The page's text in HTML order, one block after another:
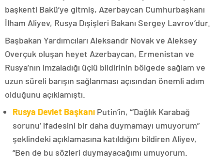
başkenti Bakü’ye gitmiş, Azerbaycan Cumhurbaşkanı
İlham Aliyev, Rusya Dışişleri Bakanı Sergey Lavrov’dur.
Başbakan Yardımcıları Aleksandr Novak ve Aleksey
Overçuk oluşan heyet Azerbaycan, Ermenistan ve
Rusya’nın imzaladığı üçlü bildirinin bölgede sağlam ve
uzun süreli barışın sağlanması açısından önemli adım
olduğunu açıklamıştı.
Rusya Devlet Başkanı Putin’in, “‘Dağlık Karabağ
sorunu’ ifadesini bir daha duymamayı umuyorum”
şeklindeki açıklamasına katıldığını bildiren Aliyev,
“Ben de bu sözleri duymayacağımı umuyorum.